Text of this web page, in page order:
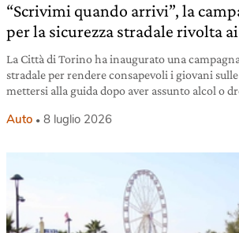
“Scrivimi quando arrivi”, la
per la sicurezza stradale rivolta
La Città di Torino ha inaugurato una
stradale per rendere consapevoli i giovani
mettersi alla guida dopo aver assunto alcol o
Auto 8 luglio 2026